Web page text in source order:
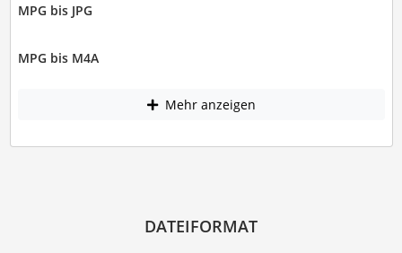
MPG bis JPG
MPG bis M4A
Mehr anzeigen
DATEIFORMAT